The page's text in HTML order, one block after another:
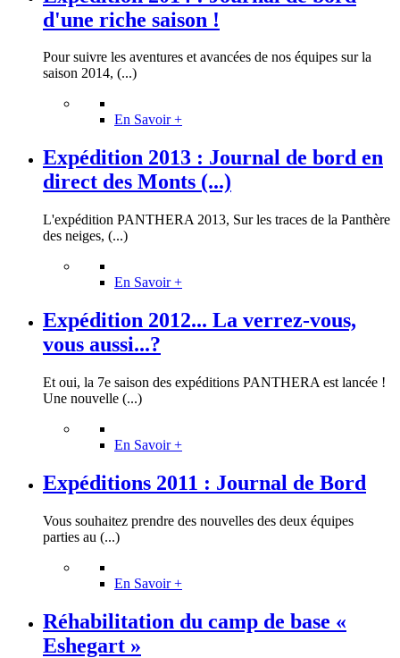
d'une riche saison !
Pour suivre les aventures et avancées de nos équipes sur la
saison 2014, (...)
En Savoir +
Expédition 2013 : Journal de bord en
direct des Monts (...)
L'expédition PANTHERA 2013, Sur les traces de la Panthère
des neiges, (...)
En Savoir +
Expédition 2012... La verrez-vous,
vous aussi...?
Et oui, la 7e saison des expéditions PANTHERA est lancée !
Une nouvelle (...)
En Savoir +
Expéditions 2011 : Journal de Bord
Vous souhaitez prendre des nouvelles des deux équipes
parties au (...)
En Savoir +
Réhabilitation du camp de base «
Eshegart »